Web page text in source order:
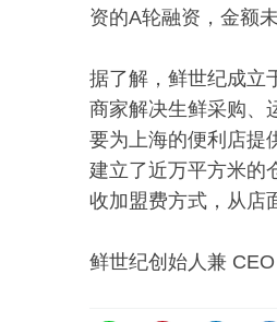
资的A轮融资，金额未
据了解，鲜世纪成立
商家解决生鲜采购、
要为上海的便利店提
建立了近万平方米的
收加盟费方式，从店
鲜世纪创始人兼